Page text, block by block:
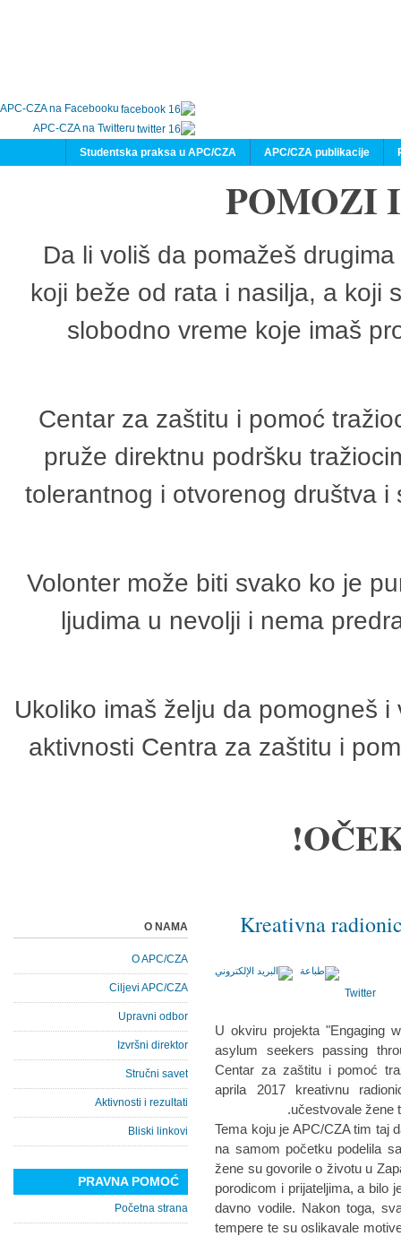
APC-CZA na Facebooku
APC-CZA na Twitteru
APC/CZA publikacije
Studentska praksa u APC/CZA
POMOZI
Da li voliš da pomažeš
koji beže od rata i nasilja, a koji
slobodno vreme koje imaš
Centar za zaštitu i pomoć
pruže direktnu podršku
tolerantnog i otvorenog društva
Volonter može biti svako ko je
ljudima u nevolji i nema
Ukoliko imaš želju da pomogneš
aktivnosti Centra za zaštitu i
Kreativna
Twitter
U okviru projekta "Engaging
asylum seekers passing
Centar za zaštitu i pomoć
aprila 2017 kreativnu
učestvovale žene
Tema koju je APC/CZA tim taj
na samom početku podelila
žene su govorile o životu u
porodicom i prijateljima, a bilo
davno vodile. Nakon toga,
tempere te su oslikavale
O NAMA
O APC/CZA
Ciljevi APC/CZA
Upravni odbor
Izvršni direktor
Stručni savet
Aktivnosti i rezultati
Bliski linkovi
PRAVNA POMOĆ
Početna strana